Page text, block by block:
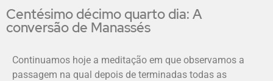
Centésimo décimo quarto dia: A
conversão de Manassés
Continuamos hoje a meditação em que observamos a
passagem na qual depois de terminadas todas as